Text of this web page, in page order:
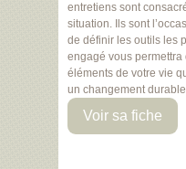
entretiens sont
situation. Ils sont
de définir les outils les
engagé vous
éléments de votre vie
un changement
Voir sa fiche